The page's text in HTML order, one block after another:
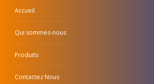
Accueil
Qui sommes-nous
Produits
Contactez Nous